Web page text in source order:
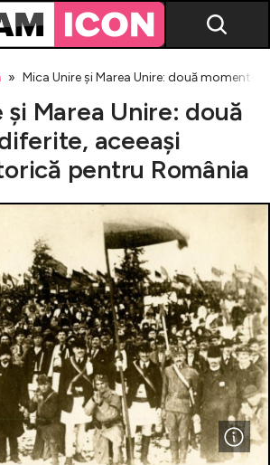
TV
Mica Unire și Marea Unire: două momente
și Marea Unire: două
aceeași
pentru România